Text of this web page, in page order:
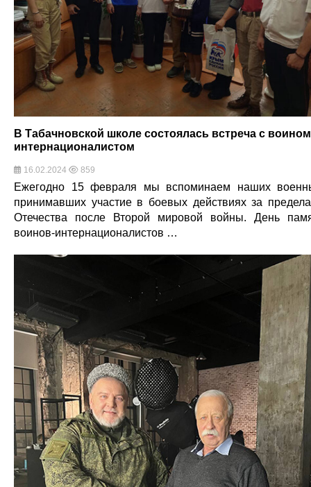
В Табачновской школе состоялась встреча с
интернационалистом
16.02.2024 859
Ежегодно 15 февраля мы вспоминаем наших
принимавших участие в боевых действиях за
Отечества после Второй мировой войны. День
воинов-интернационалистов …